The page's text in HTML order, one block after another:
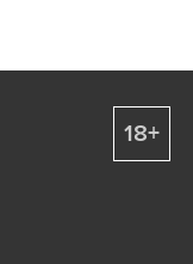
18+